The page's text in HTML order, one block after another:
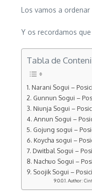
Los vamos a
Y os recordamos
Tabla de
Narani Sogui –
Gunnun Sogui –
Niunja Sogui –
Annun Sogui –
Gojung sogui –
Koycha sogui –
Dwitbal Sogui –
Nachuo Sogui –
Soojik Sogui –
Author: